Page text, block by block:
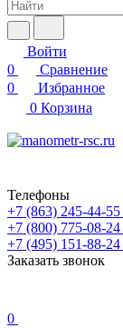
Войти
0
Сравнение
0
Избранное
0 Корзина
Телефоны
+7 (863) 245-44-55
+7 (800) 775-08-24
+7 (495) 151-88-24
Заказать звонок
0